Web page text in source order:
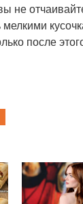
не
после